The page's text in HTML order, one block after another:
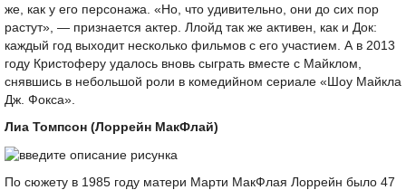
же, как у его персонажа. «Но, что удивительно, они до сих пор
растут», — признается актер. Ллойд так же активен, как и Док:
каждый год выходит несколько фильмов с его участием. А в 2013
году Кристоферу удалось вновь сыграть вместе с Майклом,
снявшись в небольшой роли в комедийном сериале «Шоу Майкла
Дж. Фокса».
Лиа Томпсон (Лоррейн МакФлай)
По сюжету в 1985 году матери Марти МакФлая Лоррейн было 47